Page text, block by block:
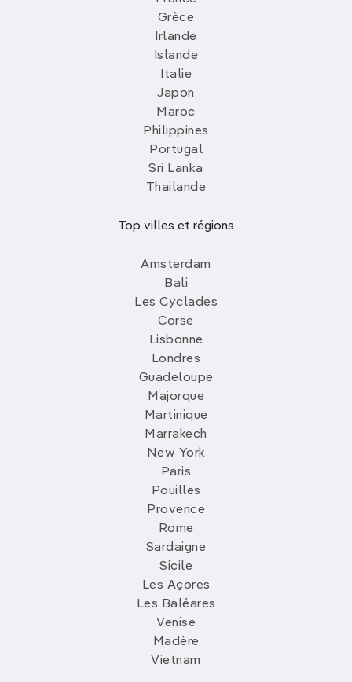
Grèce
Irlande
Islande
Italie
Japon
Maroc
Philippines
Portugal
Sri Lanka
Thailande
Top villes et régions
Amsterdam
Bali
Les Cyclades
Corse
Lisbonne
Londres
Guadeloupe
Majorque
Martinique
Marrakech
New York
Paris
Pouilles
Provence
Rome
Sardaigne
Sicile
Les Açores
Les Baléares
Venise
Madère
Vietnam